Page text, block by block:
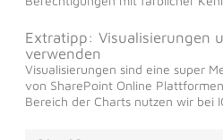
Extratipp: Visualisierungen
verwenden
Visualisierungen sind eine super
von SharePoint Online
Bereich der Charts nutzen wir bei